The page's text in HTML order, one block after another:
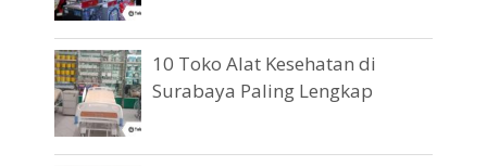
10 Toko Alat Kesehatan di
Surabaya Paling Lengkap